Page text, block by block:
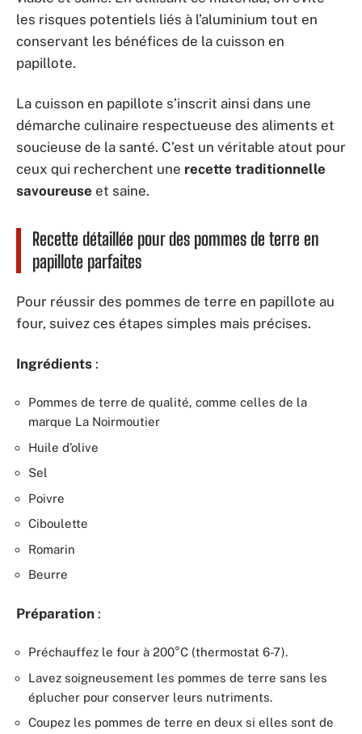
les risques potentiels liés à l’aluminium tout en
conservant les bénéfices de la cuisson en
papillote.
La cuisson en papillote s’inscrit ainsi dans une
démarche culinaire respectueuse des aliments et
soucieuse de la santé. C’est un véritable atout pour
ceux qui recherchent une recette traditionnelle
savoureuse et saine.
Recette détaillée pour des pommes de terre en
papillote parfaites
Pour réussir des pommes de terre en papillote au
four, suivez ces étapes simples mais précises.
Ingrédients :
Pommes de terre de qualité, comme celles de la
marque La Noirmoutier
Huile d’olive
Sel
Poivre
Ciboulette
Romarin
Beurre
Préparation :
Préchauffez le four à 200°C (thermostat 6-7).
Lavez soigneusement les pommes de terre sans les
éplucher pour conserver leurs nutriments.
Coupez les pommes de terre en deux si elles sont de